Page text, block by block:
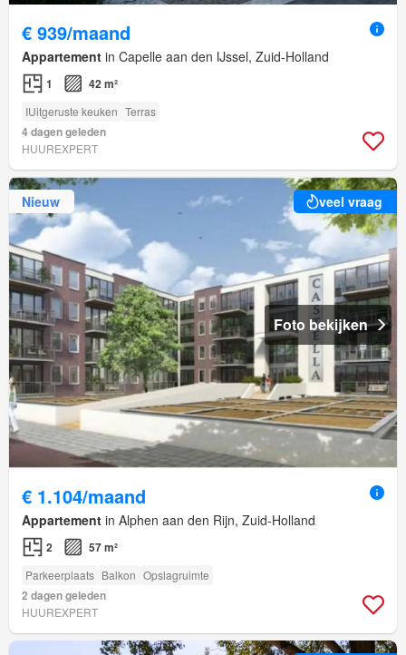
€ 939/maand
Appartement in Capelle aan den IJssel, Zuid-Holland
1 42 m²
IUitgeruste keuken Terras
4 dagen geleden
HUUREXPERT
Nieuw veel vraag
Foto bekijken
€ 1.104/maand
Appartement in Alphen aan den Rijn, Zuid-Holland
2 57 m²
Parkeerplaats Balkon Opslagruimte
2 dagen geleden
HUUREXPERT